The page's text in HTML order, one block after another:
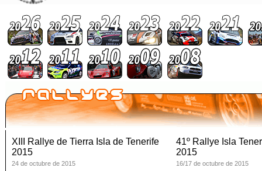
XIII Rallye de Tierra Isla de Tenerife
2015
24 de octubre de 2015
41º Rallye Isla
2015
16/17 de octubre de 2015